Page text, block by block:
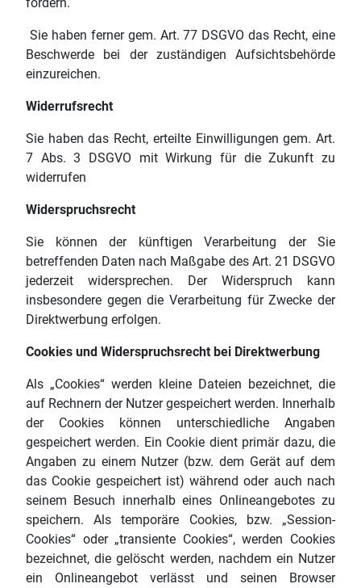
Sie haben ferner gem. Art. 77 DSGVO das Recht, eine
Beschwerde bei der zuständigen Aufsichtsbehörde
einzureichen.
Widerrufsrecht
Sie haben das Recht, erteilte Einwilligungen gem. Art.
7 Abs. 3 DSGVO mit Wirkung für die Zukunft zu
widerrufen
Widerspruchsrecht
Sie können der künftigen Verarbeitung der Sie
betreffenden Daten nach Maßgabe des Art. 21 DSGVO
jederzeit widersprechen. Der Widerspruch kann
insbesondere gegen die Verarbeitung für Zwecke der
Direktwerbung erfolgen.
Cookies und Widerspruchsrecht bei Direktwerbung
Als „Cookies“ werden kleine Dateien bezeichnet, die
auf Rechnern der Nutzer gespeichert werden. Innerhalb
der Cookies können unterschiedliche Angaben
gespeichert werden. Ein Cookie dient primär dazu, die
Angaben zu einem Nutzer (bzw. dem Gerät auf dem
das Cookie gespeichert ist) während oder auch nach
seinem Besuch innerhalb eines Onlineangebotes zu
speichern. Als temporäre Cookies, bzw. „Session-
Cookies“ oder „transiente Cookies“, werden Cookies
bezeichnet, die gelöscht werden, nachdem ein Nutzer
ein Onlineangebot verlässt und seinen Browser